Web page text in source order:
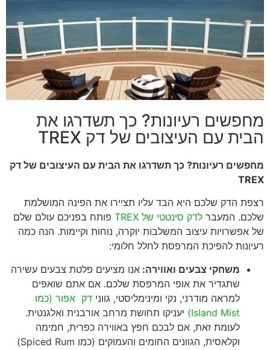
מחפשים רעיונות? כך תשדרגו את
הבית עם העיצובים של דק TREX
מחפשים רעיונות? כך תשדרגו את הבית עם העיצובים של דק
TREX
רצפת הדק שלכם היא הבד עליו תציירו את הפינה המושלמת
שלכם. המעבר לדק סינטטי של TREX
פותח בפניכם עולם שלם
של אפשרויות עיצוב המשלבות יוקרה, נוחות וקיימות. הנה כמה
רעיונות להפיכת המרפסת לחלל חלומי:
משחקי צבעים ואווירה: אנו מציעים פלטת צבעים עשירה
שתגדיר את אופי המרפסת שלכם. אם אתם שואפים
למראה מודרני, נקי ומינימליסטי, גווני דק אפור (כמו
Island Mist)
יעניקו תחושת מרחב אורבנית ואלגנטית.
לעומת זאת, אם לבכם חפץ באווירה כפרית, חמימה
וקלאסית, הגוונים החומים והעמוקים (כמו Spiced Rum)